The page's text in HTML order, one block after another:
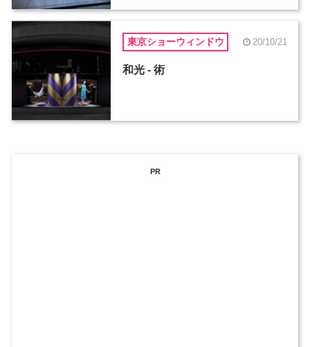
東京ショーウィンドウ 20/10/21
和光 - 術
PR